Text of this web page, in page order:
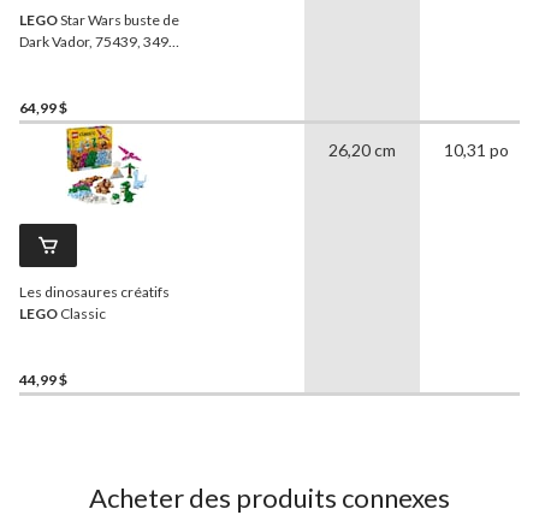
LEGOStar Wars buste de
Dark Vador, 75439, 349
64,99 $
Les dinosaures créatifs
LEGO Classic
44,99 $
26,20 cm 10,31 po
Acheter des produits connexes